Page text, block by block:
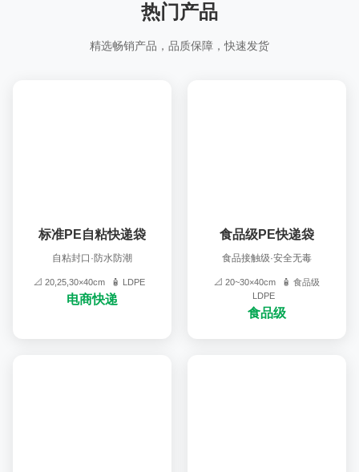
热门产品
精选畅销产品，品质保障，快速发货
标准PE自粘快递袋
自粘封口·防水防潮
📐 20,25,30×40cm 🧴 LDPE
电商快递
食品级PE快递袋
食品接触级·安全无毒
📐 20~30×40cm
🧴 食品级
LDPE
食品级